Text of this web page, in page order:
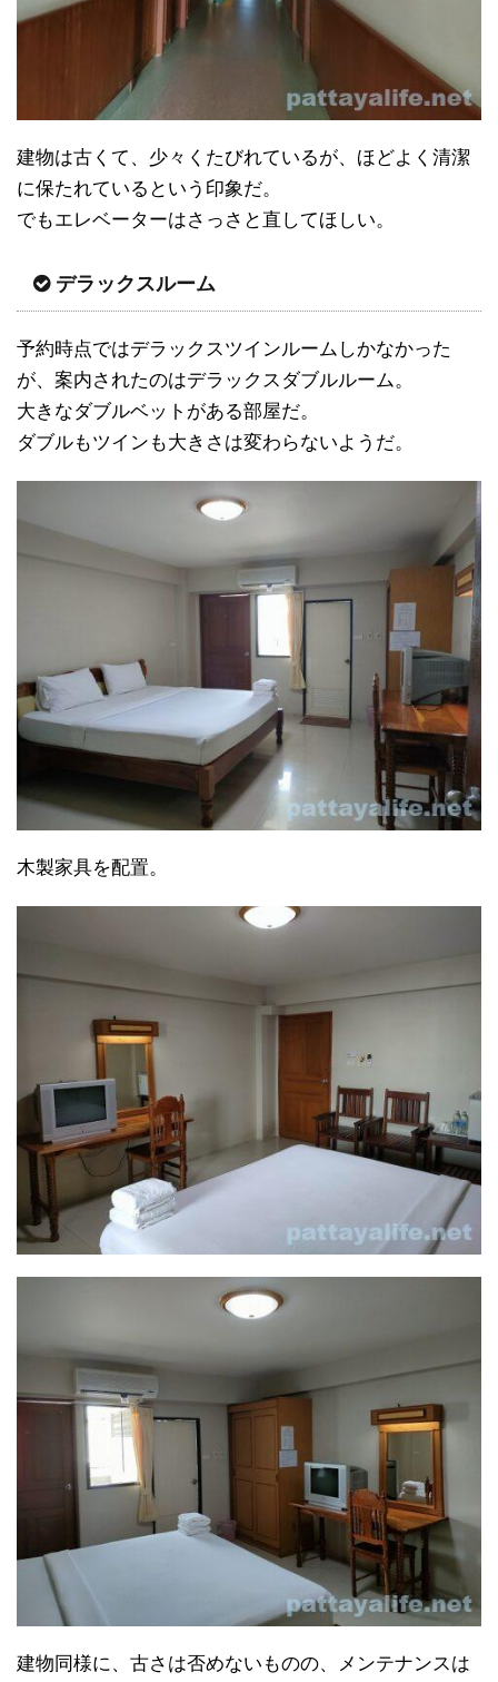
建物は古くて、少々くたびれているが、ほどよく清潔
に保たれているという印象だ。
でもエレベーターはさっさと直してほしい。
デラックスルーム
予約時点ではデラックスツインルームしかなかった
が、案内されたのはデラックスダブルルーム。
大きなダブルベットがある部屋だ。
ダブルもツインも大きさは変わらないようだ。
木製家具を配置。
建物同様に、古さは否めないものの、メンテナンスは